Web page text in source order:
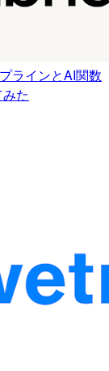
ラインとAI関数
た